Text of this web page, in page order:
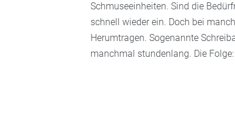
Schmuseeinheiten. Sind die
schnell wieder ein. Doch bei
Herumtragen. Sogenannte
manchmal stundenlang. Die